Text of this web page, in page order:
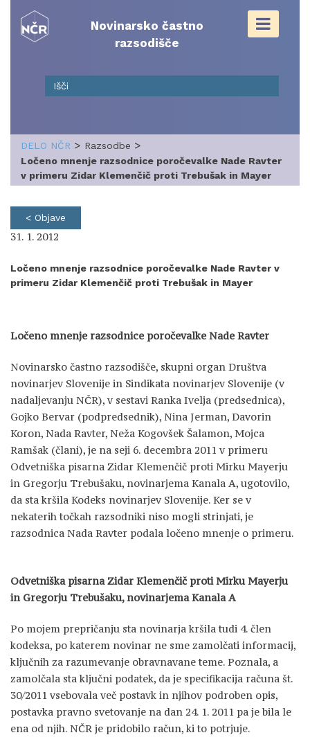
content
Novinarsko častno
razsodišče
DELO NČR > Razsodbe >
Ločeno mnenje razsodnice poročevalke Nade Ravter
v primeru Zidar Klemenčič proti Trebušak in Mayer
< Objave
31. 1. 2012
Ločeno mnenje razsodnice poročevalke Nade Ravter v
primeru Zidar Klemenčič proti Trebušak in Mayer
Ločeno mnenje razsodnice poročevalke Nade Ravter
Novinarsko častno razsodišče, skupni organ Društva
novinarjev Slovenije in Sindikata novinarjev Slovenije (v
nadaljevanju NČR), v sestavi Ranka Ivelja (predsednica),
Gojko Bervar (podpredsednik), Nina Jerman, Davorin
Koron, Nada Ravter, Neža Kogovšek Šalamon, Mojca
Ramšak (člani), je na seji 6. decembra 2011 v primeru
Odvetniška pisarna Zidar Klemenčič proti Mirku Mayerju
in Gregorju Trebušaku, novinarjema Kanala A, ugotovilo,
da sta kršila Kodeks novinarjev Slovenije. Ker se v
nekaterih točkah razsodniki niso mogli strinjati, je
razsodnica Nada Ravter podala ločeno mnenje o primeru.
Odvetniška pisarna Zidar Klemenčič proti Mirku Mayerju
in Gregorju Trebušaku, novinarjema Kanala A
Po mojem prepričanju sta novinarja kršila tudi 4. člen
kodeksa, po katerem novinar ne sme zamolčati informacij,
ključnih za razumevanje obravnavane teme. Poznala, a
zamolčala sta ključni podatek, da je specifikacija računa št.
30/2011 vsebovala več postavk in njihov podroben opis,
postavka pravno svetovanje na dan 24. 1. 2011 pa je bila le
ena od njih. NČR je pridobilo račun, ki to potrjuje.